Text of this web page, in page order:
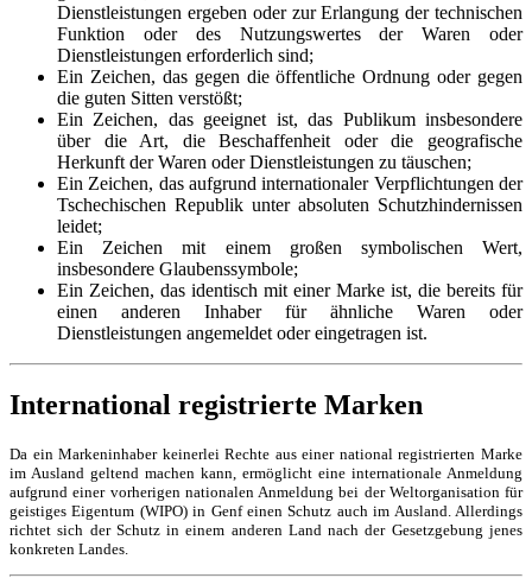
Dienstleistungen ergeben oder zur Erlangung der technischen
Funktion oder des Nutzungswertes der Waren oder
Dienstleistungen erforderlich sind;
Ein Zeichen, das gegen die öffentliche Ordnung oder gegen
die guten Sitten verstößt;
Ein Zeichen, das geeignet ist, das Publikum insbesondere
über die Art, die Beschaffenheit oder die geografische
Herkunft der Waren oder Dienstleistungen zu täuschen;
Ein Zeichen, das aufgrund internationaler Verpflichtungen der
Tschechischen Republik unter absoluten Schutzhindernissen
leidet;
Ein Zeichen mit einem großen symbolischen Wert,
insbesondere Glaubenssymbole;
Ein Zeichen, das identisch mit einer Marke ist, die bereits für
einen anderen Inhaber für ähnliche Waren oder
Dienstleistungen angemeldet oder eingetragen ist.
International registrierte Marken
Da ein Markeninhaber keinerlei Rechte aus einer national registrierten Marke
im Ausland geltend machen kann, ermöglicht eine internationale Anmeldung
aufgrund einer vorherigen nationalen Anmeldung bei der Weltorganisation für
geistiges Eigentum (WIPO) in Genf einen Schutz auch im Ausland. Allerdings
richtet sich der Schutz in einem anderen Land nach der Gesetzgebung jenes
konkreten Landes.